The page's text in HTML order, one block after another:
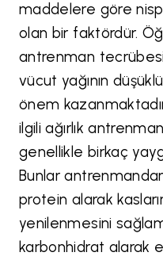
maddelere göre
olan bir faktördür.
antrenman
vücut yağının
önem
ilgili ağırlık
genellikle birkaç
Bunlar
protein alarak
yenilenmesini
karbonhidrat alarak